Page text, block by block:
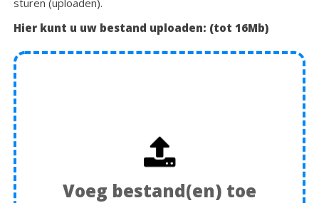
Hier kunt u uw bestand uploaden: (tot 16Mb)
Voeg bestand(en) toe